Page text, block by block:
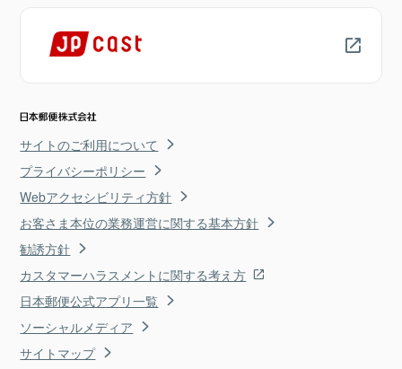
サイトのご利用について
プライバシーポリシー
Webアクセシビリティ方針
お客さま本位の業務運営に関する基本方針
勧誘方針
カスタマーハラスメントに関する考え方
日本郵便公式アプリ一覧
ソーシャルメディア
サイトマップ